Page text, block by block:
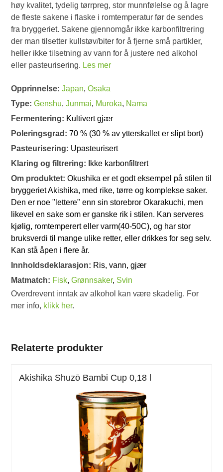
høy kvalitet, tydelig tørrpreg, stor munnfølelse og å lagre
de fleste sakene i flaske i romtemperatur før de sendes
fra bryggeriet. Sakene gjennomgår ikke karbonfiltrering
der man tilsetter kullstøv/biter for å fjerne små partikler,
heller ikke tilsetning av vann for å justere ned alkohol
eller pasteurisering. Les mer
Opprinnelse:Japan,Osaka
Type:Genshu,Junmai, Muroka, Nama
Fermentering: Kultivert gjær
Poleringsgrad:70 % (30 % av ytterskallet er slipt bort)
Pasteurisering: Upasteurisert
Klaring og filtrering:
Ikke karbonfiltrert
Om produktet:Okushika er et godt eksempel på stilen til
bryggeriet Akishika, med rike, tørre og komplekse saker.
Den er noe "lettere" enn sin storebror Okarakuchi, men
likevel en sake som er ganske rik i stilen. Kan serveres
kjølig, romtemperert eller varm(40-50C), og har stor
bruksverdi til mange ulike retter, eller drikkes for seg selv.
Kan stå åpen i flere år.
Innholdsdeklarasjon: Ris, vann, gjær
Matmatch: Fisk,Grønnsaker, Svin
Overdrevent inntak av alkohol kan være skadelig. For
mer info, klikk her.
Relaterte produkter
Akishika Shuzō Bambi Cup 0,18 l